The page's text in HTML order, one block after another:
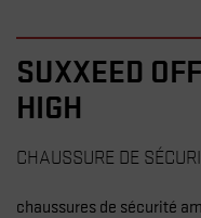
SUXXEED
HIGH
CHAUSSURE DE
chaussures de sécurité